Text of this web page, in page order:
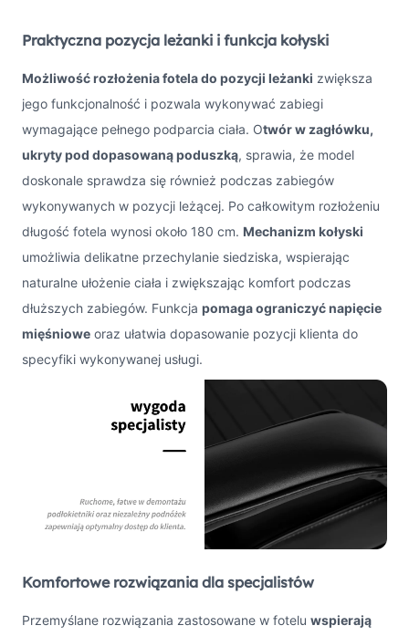
Praktyczna pozycja leżanki i funkcja kołyski
Możliwość rozłożenia fotela do pozycji leżanki zwiększa
jego funkcjonalność i pozwala wykonywać zabiegi
wymagające pełnego podparcia ciała. Otwór w zagłówku,
ukryty pod dopasowaną poduszką, sprawia, że model
doskonale sprawdza się również podczas zabiegów
wykonywanych w pozycji leżącej. Po całkowitym rozłożeniu
długość fotela wynosi około 180 cm. Mechanizm kołyski
umożliwia delikatne przechylanie siedziska, wspierając
naturalne ułożenie ciała i zwiększając komfort podczas
dłuższych zabiegów. Funkcja pomaga ograniczyć napięcie
mięśniowe oraz ułatwia dopasowanie pozycji klienta do
specyfiki wykonywanej usługi.
Komfortowe rozwiązania dla specjalistów
Przemyślane rozwiązania zastosowane w fotelu wspierają